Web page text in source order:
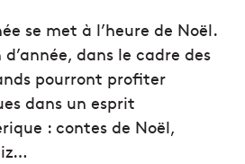
se met à l’heure de Noël.
dans le cadre des
pourront profiter
dans un esprit
: contes de Noël,